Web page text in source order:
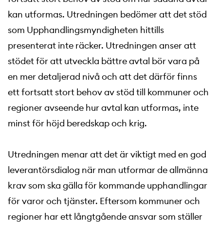
kan utformas. Utredningen bedömer att det stöd
som Upphandlingsmyndigheten hittills
presenterat inte räcker. Utredningen anser att
stödet för att utveckla bättre avtal bör vara på
en mer detaljerad nivå och att det därför finns
ett fortsatt stort behov av stöd till kommuner och
regioner avseende hur avtal kan utformas, inte
minst för höjd beredskap och krig.
Utredningen menar att det är viktigt med en god
leverantörsdialog när man utformar de allmänna
krav som ska gälla för kommande upphandlingar
för varor och tjänster. Eftersom kommuner och
regioner har ett långtgående ansvar som ställer